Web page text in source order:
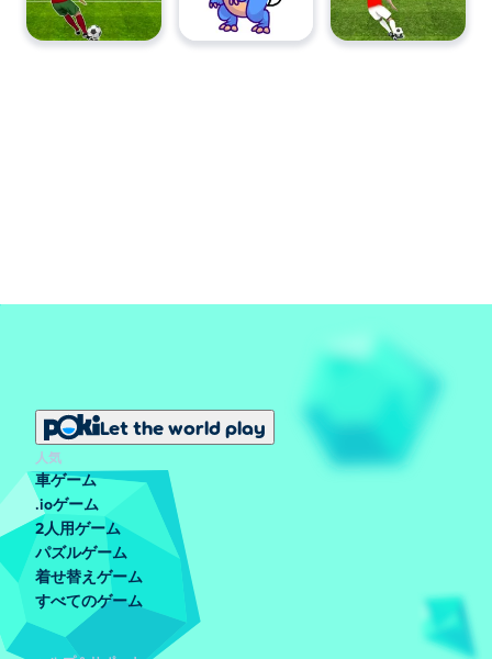
Let the world play
人気
車ゲーム
.ioゲーム
2人用ゲーム
パズルゲーム
着せ替えゲーム
すべてのゲーム